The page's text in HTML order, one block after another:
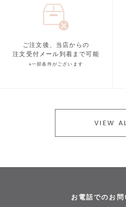
ご注文後、当店からの
注文受付メール到着まで可能
※一部条件がございます
VIEW
お電話でのお